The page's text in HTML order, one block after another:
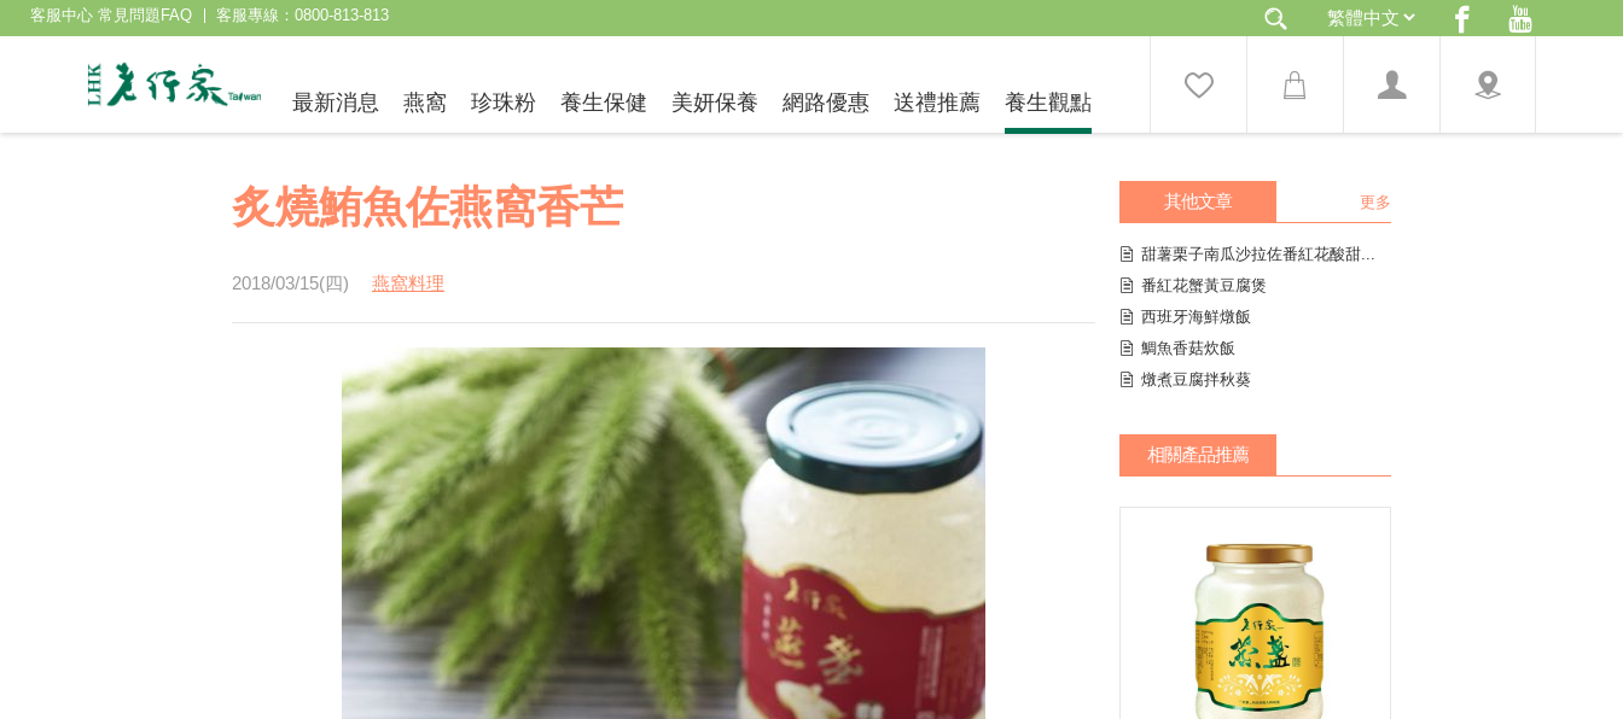
炙燒鮪魚佐燕窩香芒
2018/03/15(四) 燕窩料理
其他文章 更多
甜薯栗子南瓜沙拉佐番紅花酸甜...
番紅花蟹黃豆腐煲
西班牙海鮮燉飯
鯛魚香菇炊飯
燉煮豆腐拌秋葵
相關產品推薦
最新消息 燕窩 珍珠粉 養生保健 美妍保養 網路優惠 送禮推薦 養生觀點
客服中心 常見問題FAQ 客服專線：0800-813-813